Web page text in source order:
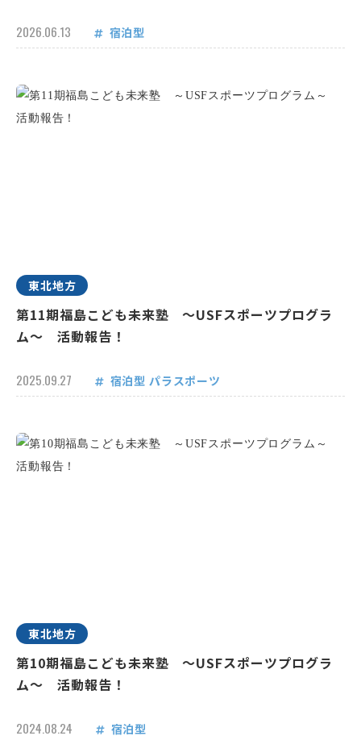
2026.06.13 宿泊型
東北地方
第11期福島こども未来塾 ～USFスポーツプログラ
ム～ 活動報告！
2025.09.27 宿泊型 パラスポーツ
東北地方
第10期福島こども未来塾 ～USFスポーツプログラ
ム～ 活動報告！
2024.08.24 宿泊型